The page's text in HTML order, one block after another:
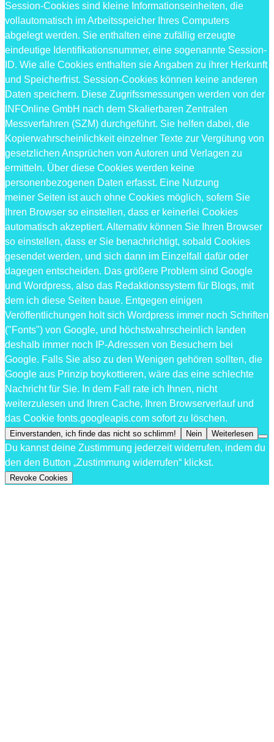
Session-Cookies sind kleine Informationseinheiten, die
vollautomatisch im Arbeitsspeicher Ihres Computers
abgelegt werden. Sie enthalten eine zufällig erzeugte
eindeutige Identifikationsnummer, eine sogenannte Session-
ID. Wie alle Cookies enthalten sie Angaben zu ihrer Herkunft
und Speicherfrist. Session-Cookies können keine anderen
Daten speichern. Diese Zugrifssmessungen werden von der
INFOnline GmbH nach dem Skalierbaren Zentralen
Messverfahren (SZM) durchgeführt. Sie helfen dabei, die
Kopierwahrscheinlichkeit einzelner Texte zur Vergütung von
gesetzlichen Ansprüchen von Autoren und Verlagen zu
ermitteln. Über diese Cookies werden keine
personenbezogenen Daten erfasst. Eine Nutzung
meiner Seiten ist auch ohne Cookies möglich, sofern Sie
Ihren Browser so einstellen, dass er keinerlei Cookies
automatisch akzeptiert. Alternativ können Sie Ihren Browser
so einstellen, dass er Sie benachrichtigt, sobald Cookies
gesendet werden, und sich dann im Einzelfall dafür oder
dagegen entscheiden. Das größere Problem sind Google
und Wordpress, also das Redaktionssystem für Blogs, mit
dem ich diese Seiten baue. Entgegen einigen
Veröffentlichungen holt sich Wordpress immer noch Schriften
("Fonts") von Google, und höchstwahrscheinlich landen
deshalb immer noch IP-Adressen von Besuchern bei
Google. Falls Sie also zu den Wenigen gehören sollten, die
Google aus Prinzip boykottieren, wäre das eine schlechte
Nachricht für Sie. In dem Fall rate ich Ihnen, nicht
weiterzulesen und Ihren Cache, Ihren Browserverlauf und
das Cookie fonts.googleapis.com sofort zu löschen.
Einverstanden, ich finde das nicht so schlimm! Nein Weiterlesen
Du kannst deine Zustimmung jederzeit widerrufen, indem du
den den Button „Zustimmung widerrufen“ klickst.
Revoke Cookies